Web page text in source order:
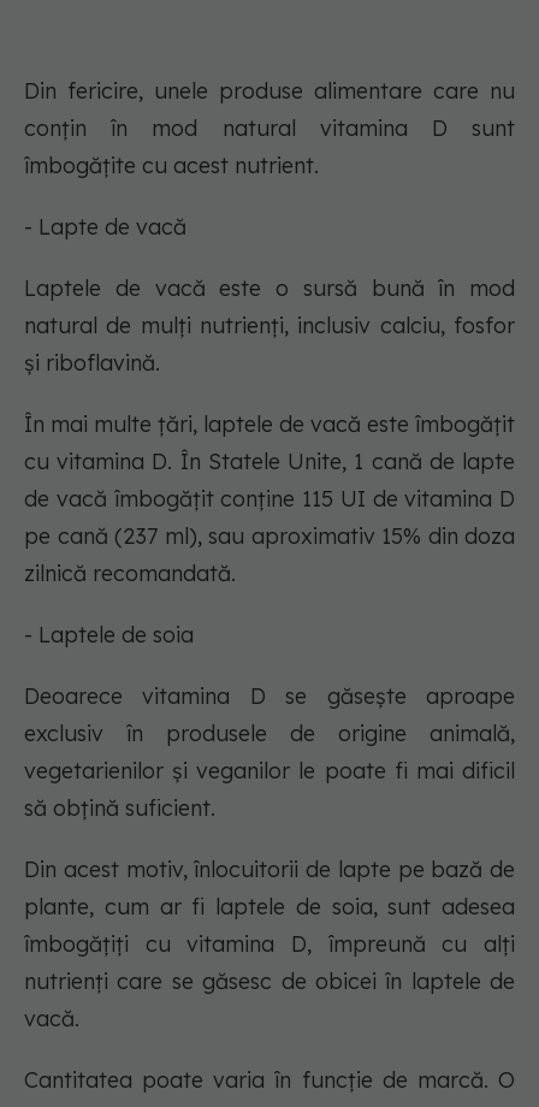
Din fericire, unele produse alimentare care nu
conțin în mod natural vitamina D sunt
îmbogățite cu acest nutrient.
- Lapte de vacă
Laptele de vacă este o sursă bună în mod
natural de mulți nutrienți, inclusiv calciu, fosfor
și riboflavină.
În mai multe țări, laptele de vacă este îmbogățit
cu vitamina D. În Statele Unite, 1 cană de lapte
de vacă îmbogățit conține 115 UI de vitamina D
pe cană (237 ml), sau aproximativ 15% din doza
zilnică recomandată.
- Laptele de soia
Deoarece vitamina D se găsește aproape
exclusiv în produsele de origine animală,
vegetarienilor și veganilor le poate fi mai dificil
să obțină suficient.
Din acest motiv, înlocuitorii de lapte pe bază de
plante, cum ar fi laptele de soia, sunt adesea
îmbogățiți cu vitamina D, împreună cu alți
nutrienți care se găsesc de obicei în laptele de
vacă.
Cantitatea poate varia în funcție de marcă. O